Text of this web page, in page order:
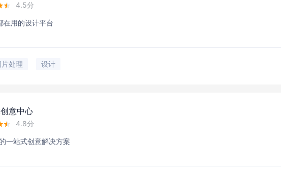
 4.5分
在用的设计平台
片处理 设计
意中心
 4.8分
一站式创意解决方案